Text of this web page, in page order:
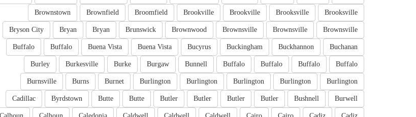
Brooksville
Brooksville
Brookville
Brookville
Broomfield
Brownfield
Brownstown
Brownsville
Brownsville
Brownsville
Brownwood
Brunswick
Bryan
Bryan
Bryson City
Buchanan
Buckhannon
Buckingham
Bucyrus
Buena Vista
Buena Vista
Buffalo
Buffalo
Buffalo
Buffalo
Buffalo
Buffalo
Bunnell
Burgaw
Burke
Burkesville
Burley
Burlington
Burlington
Burlington
Burlington
Burlington
Burnet
Burns
Burnsville
Burwell
Bushnell
Butler
Butler
Butler
Butler
Butte
Butte
Byrdstown
Cadillac